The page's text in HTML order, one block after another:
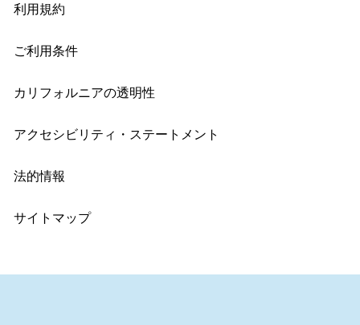
利用規約
ご利用条件
カリフォルニアの透明性
アクセシビリティ・ステートメント
法的情報
サイトマップ